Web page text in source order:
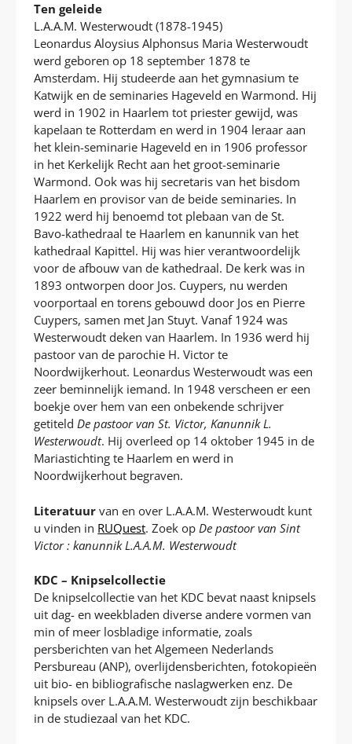
Ten geleide
L.A.A.M. Westerwoudt (1878-1945)
Leonardus Aloysius Alphonsus Maria Westerwoudt
werd geboren op 18 september 1878 te
Amsterdam. Hij studeerde aan het gymnasium te
Katwijk en de seminaries Hageveld en Warmond. Hij
werd in 1902 in Haarlem tot priester gewijd, was
kapelaan te Rotterdam en werd in 1904 leraar aan
het klein-seminarie Hageveld en in 1906 professor
in het Kerkelijk Recht aan het groot-seminarie
Warmond. Ook was hij secretaris van het bisdom
Haarlem en provisor van de beide seminaries. In
1922 werd hij benoemd tot plebaan van de St.
Bavo-kathedraal te Haarlem en kanunnik van het
kathedraal Kapittel. Hij was hier verantwoordelijk
voor de afbouw van de kathedraal. De kerk was in
1893 ontworpen door Jos. Cuypers, nu werden
voorportaal en torens gebouwd door Jos en Pierre
Cuypers, samen met Jan Stuyt. Vanaf 1924 was
Westerwoudt deken van Haarlem. In 1936 werd hij
pastoor van de parochie H. Victor te
Noordwijkerhout. Leonardus Westerwoudt was een
zeer beminnelijk iemand. In 1948 verscheen er een
boekje over hem van een onbekende schrijver
getiteldDe pastoor van St. Victor, Kanunnik L.
Westerwoudt. Hij overleed op 14 oktober 1945 in de
Mariastichting te Haarlem en werd in
Noordwijkerhout begraven.
Literatuur van en over L.A.A.M. Westerwoudt kunt
u vinden in RUQuest. Zoek op De pastoor van Sint
Victor : kanunnik L.A.A.M. Westerwoudt
KDC – Knipselcollectie
De knipselcollectie van het KDC bevat naast knipsels
uit dag- en weekbladen diverse andere vormen van
min of meer losbladige informatie, zoals
persberichten van het Algemeen Nederlands
Persbureau (ANP), overlijdensberichten, fotokopieën
uit bio- en bibliografische naslagwerken enz. De
knipsels over L.A.A.M. Westerwoudt zijn beschikbaar
in de studiezaal van het KDC.